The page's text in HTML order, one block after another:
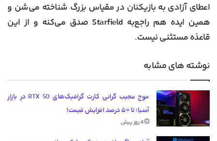
اعطای آزادی به بازیکنان در مقیاس بزرگ شناخته می‌شن و
همین ایده هم راجع‌به Starfield صدق می‌کنه و از این
قاعذه مستثنی نیست.
نوشته های مشابه
موج عجیب گرانی کارت گرافیک‌های RTX 50 در بازار
آسیا؛ تا ۵۰ درصد افزایش قیمت!
4 روز پیش